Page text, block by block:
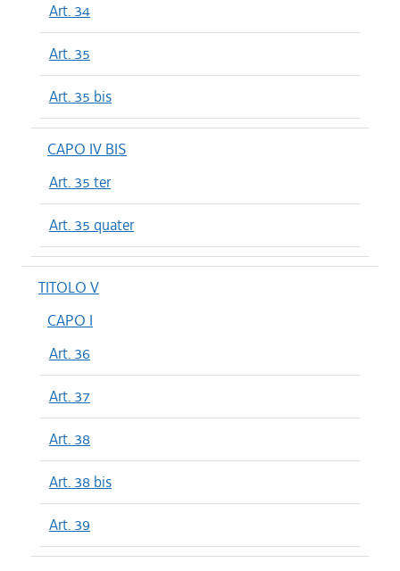
Art. 34
Art. 35
Art. 35 bis
CAPO IV BIS
Art. 35 ter
Art. 35 quater
TITOLO V
CAPO I
Art. 36
Art. 37
Art. 38
Art. 38 bis
Art. 39